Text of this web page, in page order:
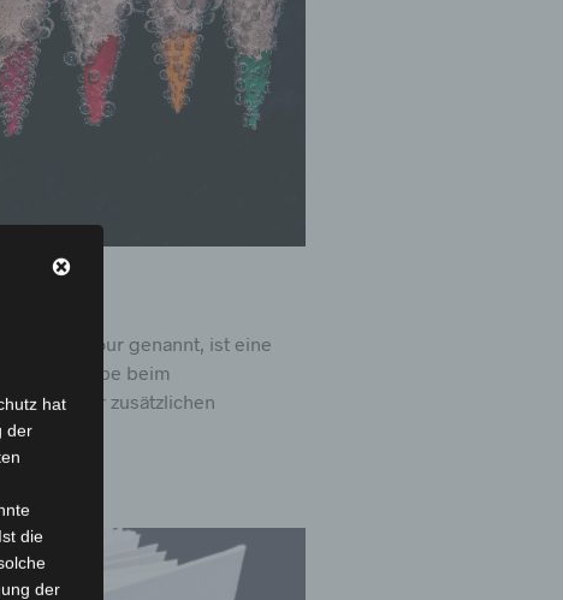
Spotcolour genannt, ist eine
Druckfarbe beim
für zusätzlichen
hat
der
die
der